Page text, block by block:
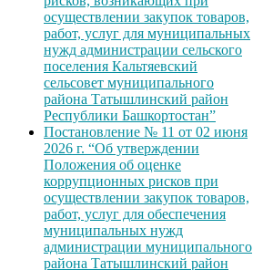
осуществлении закупок товаров,
работ, услуг для муниципальных
нужд администрации сельского
поселения Кальтяевский
сельсовет муниципального
района Татышлинский район
Республики Башкортостан”
Постановление № 11 от 02 июня
2026 г. “Об утверждении
Положения об оценке
коррупционных рисков при
осуществлении закупок товаров,
работ, услуг для обеспечения
муниципальных нужд
администрации муниципального
района Татышлинский район